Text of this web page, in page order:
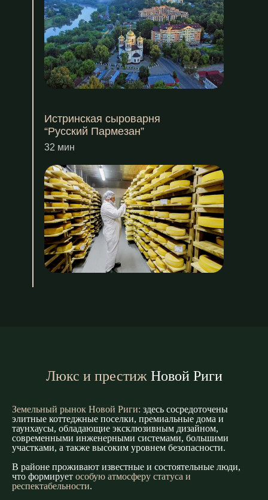
32 мин
Истринская сыроварня
“Русский Пармезан”
Люкс и престиж Новой Риги
Земельный рынок Новой Риги: здесь сосредоточены
элитные коттеджные поселки, премиальные дома и
таунхаусы, обладающие эксклюзивным дизайном,
современными инженерными системами, большими
участками, а также высоким уровнем безопасности.
В районе проживают известные и состоятельные люди,
что формирует особую атмосферу статуса и
респектабельности.